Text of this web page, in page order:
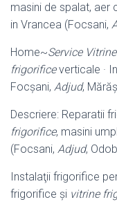
masini de spalat, aer
in Vrancea (Focsani,
Home~Service
frigorificeverticale ·
Focșani, Adjud,
Descriere: Reparatii
frigorifice, masini
(Focsani, Adjud,
Instalaţii frigorifice
frigorifice şi vitrine